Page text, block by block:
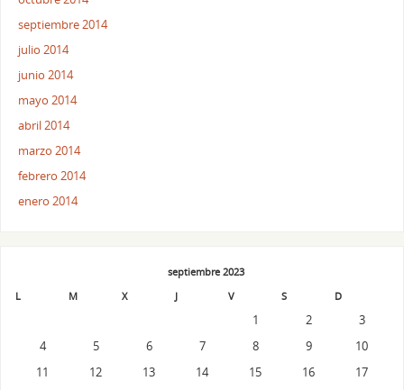
septiembre 2014
julio 2014
junio 2014
mayo 2014
abril 2014
marzo 2014
febrero 2014
enero 2014
septiembre 2023
L
M X J V S D
1 2
3
4
5 6 7 8 9
10
11
12 13 14 15 16
17